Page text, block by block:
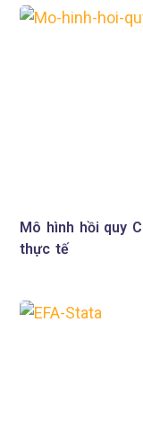
Mô hình hồi quy
thực tế